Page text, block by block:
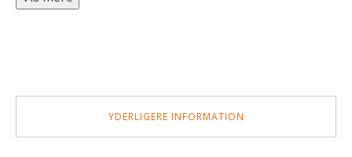
YDERLIGERE INFORMATION